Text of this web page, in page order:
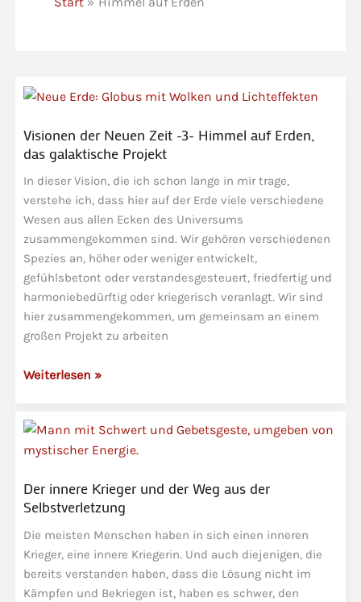
Visionen der Neuen Zeit -3- Himmel auf Erden,
das galaktische Projekt
In dieser Vision, die ich schon lange in mir trage,
verstehe ich, dass hier auf der Erde viele verschiedene
Wesen aus allen Ecken des Universums
zusammengekommen sind. Wir gehören verschiedenen
Spezies an, höher oder weniger entwickelt,
gefühlsbetont oder verstandesgesteuert, friedfertig und
harmoniebedürftig oder kriegerisch veranlagt. Wir sind
hier zusammengekommen, um gemeinsam an einem
großen Projekt zu arbeiten
Visionen
Zeit
-3-
auf
Erden,
das
galaktische
Projekt
Weiterlesen »
Der innere Krieger und der Weg aus der
Selbstverletzung
Die meisten Menschen haben in sich einen inneren
Krieger, eine innere Kriegerin. Und auch diejenigen, die
bereits verstanden haben, dass die Lösung nicht im
Kämpfen und Bekriegen ist, haben es schwer, den